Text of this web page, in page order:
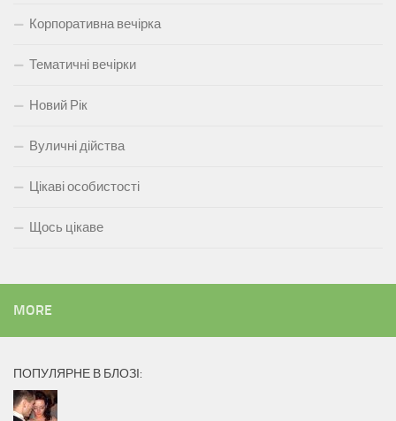
Корпоративна вечірка
Тематичні вечірки
Новий Рік
Вуличні дійства
Цікаві особистості
Щось цікаве
MORE
ПОПУЛЯРНЕ В БЛОЗІ: